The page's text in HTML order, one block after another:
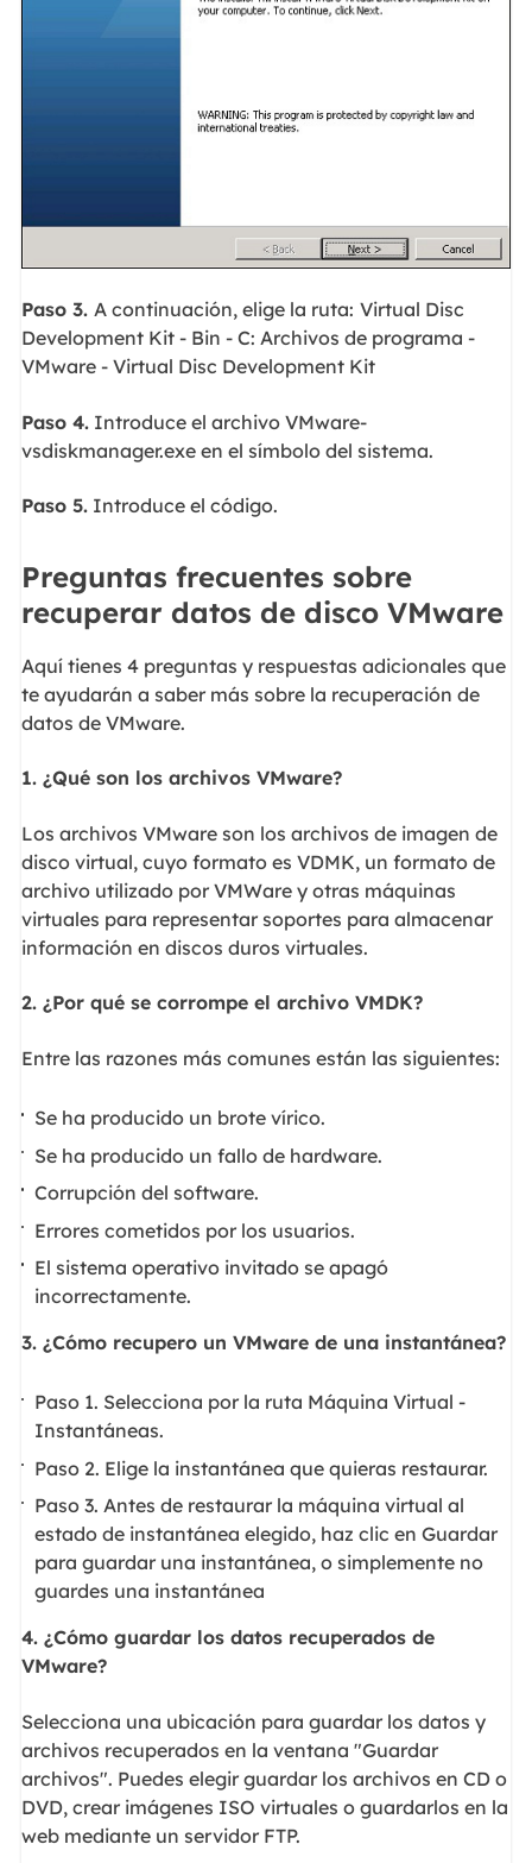
Paso 3. A continuación, elige la ruta: Virtual Disc
Development Kit - Bin - C: Archivos de programa -
VMware - Virtual Disc Development Kit
Paso 4.Introduce el archivo VMware-
vsdiskmanager.exe en el símbolo del sistema.
Paso 5.Introduce el código.
Preguntas frecuentes sobre
recuperar datos de disco VMware
Aquí tienes 4 preguntas y respuestas adicionales que
te ayudarán a saber más sobre la recuperación de
datos de VMware.
1. ¿Qué son los archivos VMware?
Los archivos VMware son los archivos de imagen de
disco virtual, cuyo formato es VDMK, un formato de
archivo utilizado por VMWare y otras máquinas
virtuales para representar soportes para almacenar
información en discos duros virtuales.
2. ¿Por qué se corrompe el archivo VMDK?
Entre las razones más comunes están las siguientes:
Se ha producido un brote vírico.
Se ha producido un fallo de hardware.
Corrupción del software.
Errores cometidos por los usuarios.
El sistema operativo invitado se apagó
incorrectamente.
3. ¿Cómo recupero un VMware de una instantánea?
Paso 1. Selecciona por la ruta Máquina Virtual -
Instantáneas.
Paso 2. Elige la instantánea que quieras restaurar.
Paso 3. Antes de restaurar la máquina virtual al
estado de instantánea elegido, haz clic en Guardar
para guardar una instantánea, o simplemente no
guardes una instantánea
4. ¿Cómo guardar los datos recuperados de
VMware?
Selecciona una ubicación para guardar los datos y
archivos recuperados en la ventana "Guardar
archivos". Puedes elegir guardar los archivos en CD o
DVD, crear imágenes ISO virtuales o guardarlos en la
web mediante un servidor FTP.